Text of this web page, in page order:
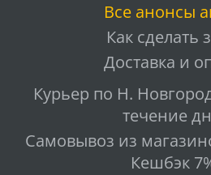
Все анонсы
Как сделать
Доставка и
Курьер по Н.
течение
Самовывоз из
Кешбэк